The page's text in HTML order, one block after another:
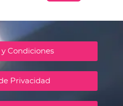
y Condiciones
Privacidad